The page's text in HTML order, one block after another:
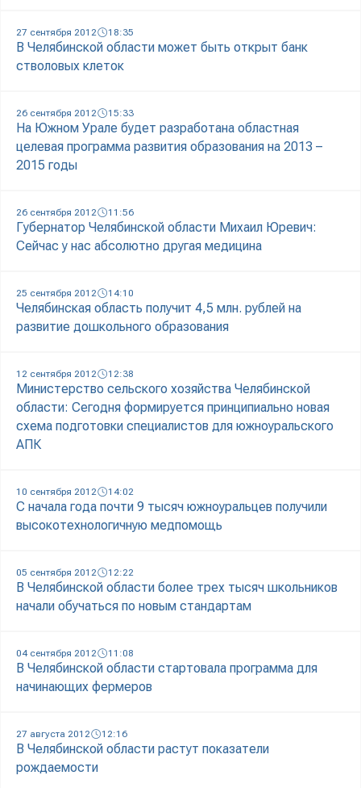
27 сентября 2012 18:35
В Челябинской области может быть открыт банк
стволовых клеток
26 сентября 2012 15:33
На Южном Урале будет разработана областная
целевая программа развития образования на 2013 –
2015 годы
26 сентября 2012 11:56
Губернатор Челябинской области Михаил Юревич:
Сейчас у нас абсолютно другая медицина
25 сентября 2012 14:10
Челябинская область получит 4,5 млн. рублей на
развитие дошкольного образования
12 сентября 2012 12:38
Министерство сельского хозяйства Челябинской
области: Сегодня формируется принципиально новая
схема подготовки специалистов для южноуральского
АПК
10 сентября 2012 14:02
С начала года почти 9 тысяч южноуральцев получили
высокотехнологичную медпомощь
05 сентября 2012 12:22
В Челябинской области более трех тысяч школьников
начали обучаться по новым стандартам
04 сентября 2012 11:08
В Челябинской области стартовала программа для
начинающих фермеров
27 августа 2012 12:16
В Челябинской области растут показатели
рождаемости